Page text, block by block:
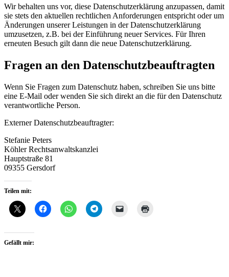
Wir behalten uns vor, diese Datenschutzerklärung anzupassen, damit
sie stets den aktuellen rechtlichen Anforderungen entspricht oder um
Änderungen unserer Leistungen in der Datenschutzerklärung
umzusetzen, z.B. bei der Einführung neuer Services. Für Ihren
erneuten Besuch gilt dann die neue Datenschutzerklärung.
Fragen an den Datenschutzbeauftragten
Wenn Sie Fragen zum Datenschutz haben, schreiben Sie uns bitte
eine E-Mail oder wenden Sie sich direkt an die für den Datenschutz
verantwortliche Person.
Externer Datenschutzbeauftragter:
Stefanie Peters
Köhler Rechtsanwaltskanzlei
Hauptstraße 81
09355 Gersdorf
Teilen mit:
Gefällt mir: